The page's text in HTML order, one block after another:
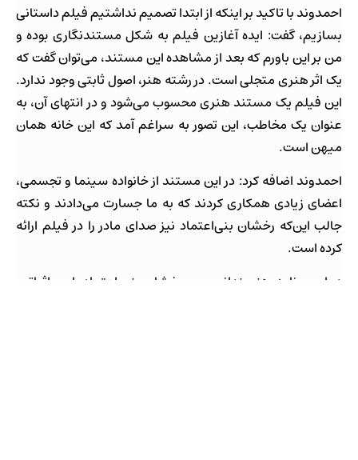
احمدوند با تاکید بر اینکه از ابتدا تصمیم نداشتیم فیلم داستانی
بسازیم، گفت: ایده آغازین فیلم به شکل مستندنگاری بوده و
من بر این باورم که بعد از مشاهده این مستند، می‌توان گفت که
یک اثر هنری متجلی است. در رشته هنر، اصول ثابتی وجود ندارد.
این فیلم یک مستند هنری محسوب می‌شود و در انتهای آن، به
عنوان یک مخاطب، این تصور به سراغم آمد که این خانه همان
میهن است.
احمدوند اضافه کرد: در این مستند از خانواده سینما و تجسمی،
اعضای زیادی همکاری کردند که به ما جسارت می‌دادند و نکته
جالب این‌که رخشان بنی‌اعتماد نیز صدای مادر را در فیلم ارائه
کرده است.
در این برنامه هنرمندانی چون رخشان بنی اعتماد، امیر اثباتی،